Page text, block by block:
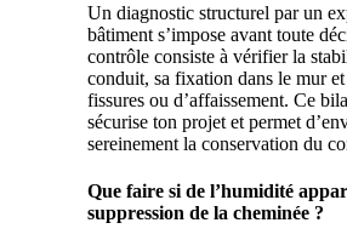
Un diagnostic structurel par un
bâtiment s’impose avant toute
contrôle consiste à vérifier la
conduit, sa fixation dans le mur et
fissures ou d’affaissement. Ce
sécurise ton projet et permet
sereinement la conservation du
Que faire si de l’humidité
suppression de la cheminée ?